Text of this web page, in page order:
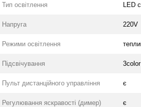
Тип освітлення LED
Напруга 220V
Режими освітлення
Підсвічування
Пульт дистанційного управління є
Регулювання яскравості (димер) є